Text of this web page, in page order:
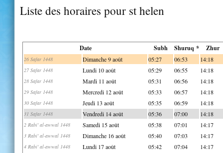
Liste des horaires pour st helen
Date Subh Shuruq * Zhur
26 Safar 1448 Dimanche 9 août 05:27 06:53 14:18
27 Safar 1448 Lundi 10 août 05:29 06:55 14:18
28 Safar 1448 Mardi 11 août 05:31 06:56 14:18
29 Safar 1448 Mercredi 12 août 05:33 06:57 14:18
30 Safar 1448 Jeudi 13 août 05:35 06:59 14:18
31 Safar 1448 Vendredi 14 août 05:36 07:00 14:18
2 Rabi' al-awwal 1448 Samedi 15 août 05:38 07:01 14:17
3 Rabi' al-awwal 1448 Dimanche 16 août 05:40 07:03 14:17
4 Rabi' al-awwal 1448 Lundi 17 août 05:42 07:04 14:17